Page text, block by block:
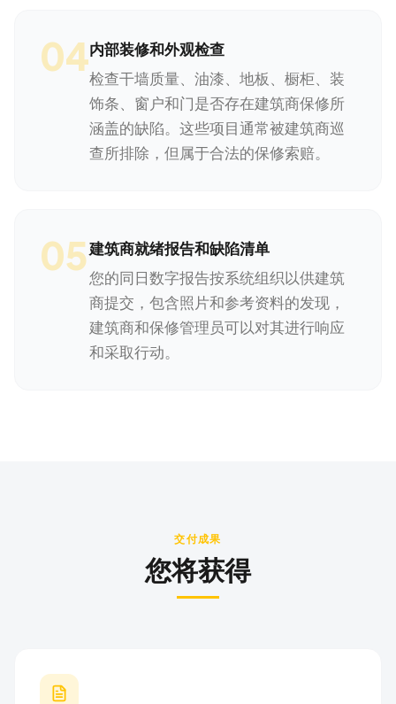
04内部装修和外观检查
检查干墙质量、油漆、地板、橱柜、装
饰条、窗户和门是否存在建筑商保修所
涵盖的缺陷。这些项目通常被建筑商巡
查所排除，但属于合法的保修索赔。
05建筑商就绪报告和缺陷清单
您的同日数字报告按系统组织以供建筑
商提交，包含照片和参考资料的发现，
建筑商和保修管理员可以对其进行响应
和采取行动。
交付成果
您将获得